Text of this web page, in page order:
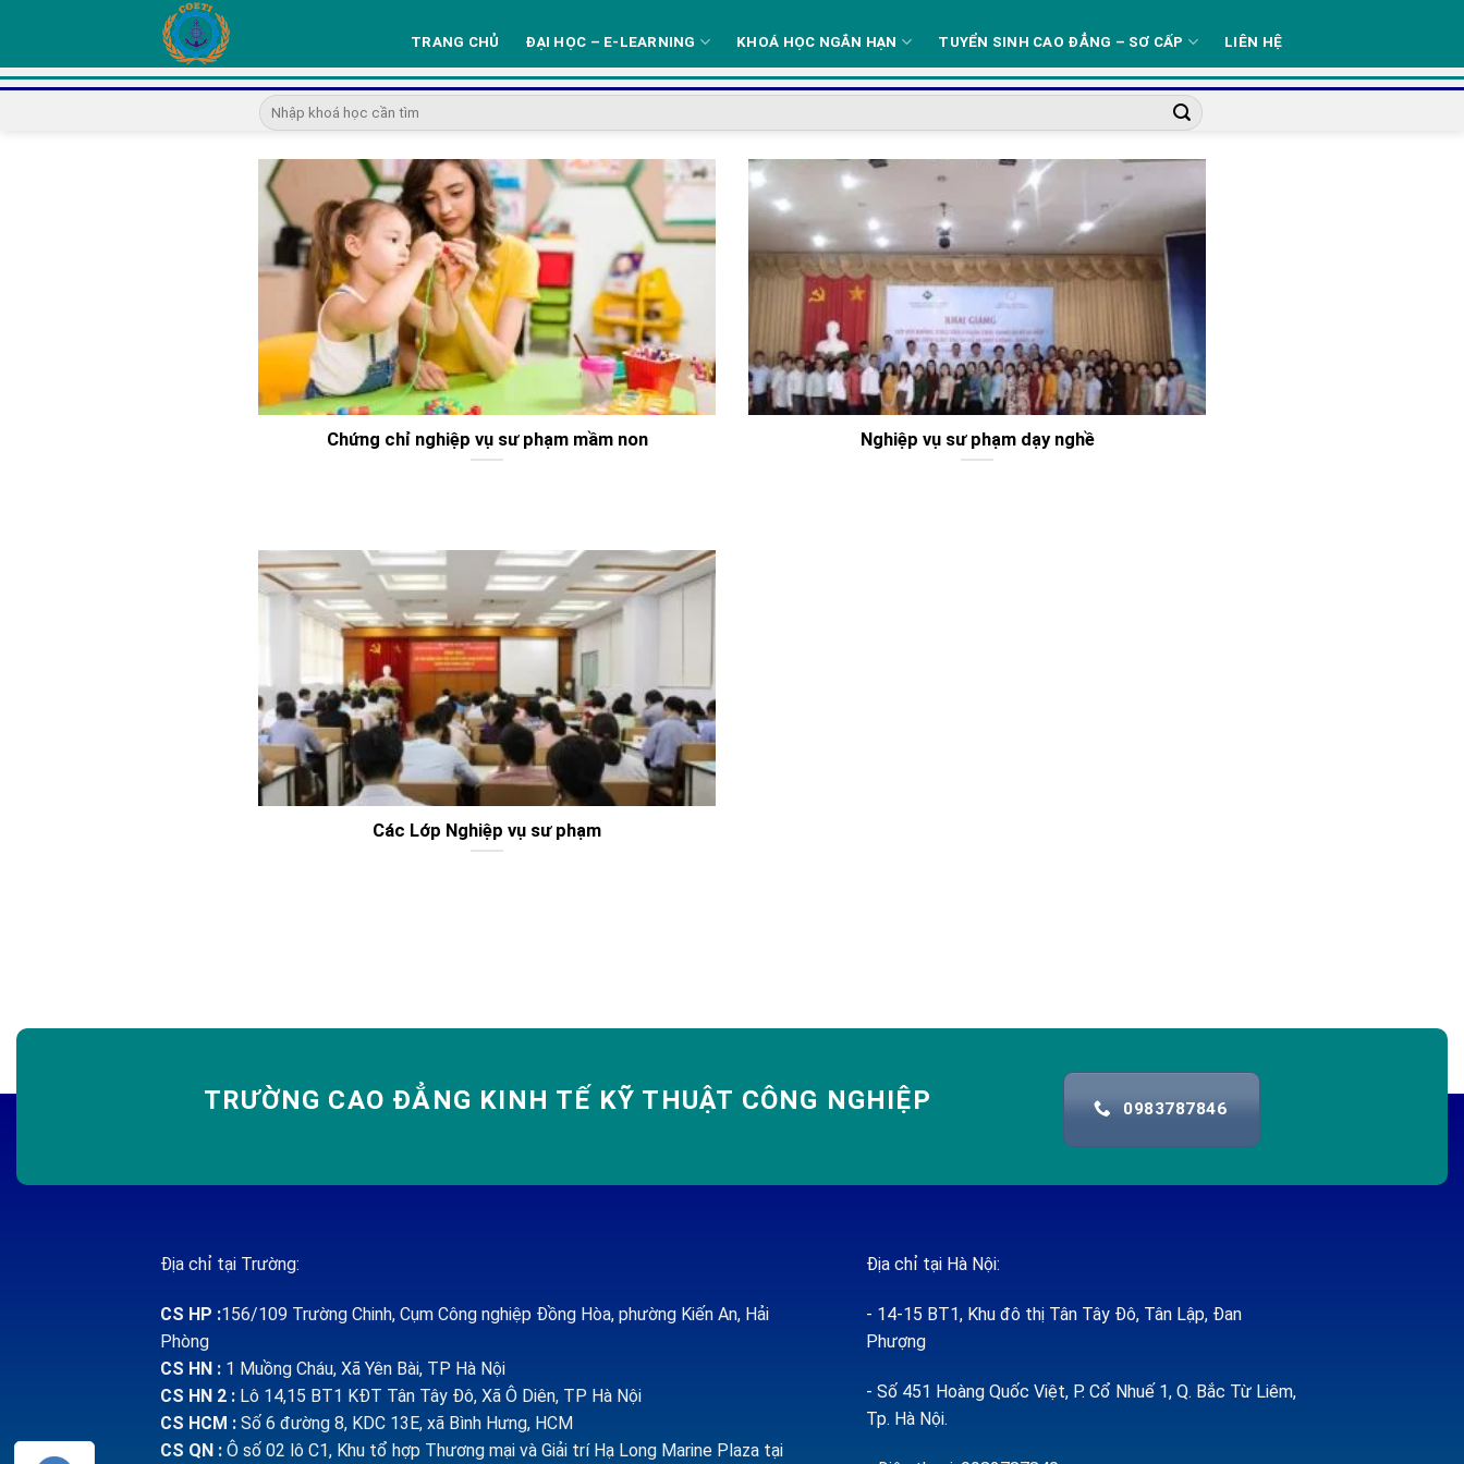
content
TRANG CHỦ ĐẠI HỌC – E-LEARNING KHOÁ HỌC NGẮN HẠN TUYỂN SINH CAO ĐẲNG – SƠ CẤP LIÊN HỆ
Chứng chỉ nghiệp vụ sư phạm mầm non Nghiệp vụ sư phạm dạy nghề
Các Lớp Nghiệp vụ sư phạm
TRƯỜNG CAO ĐẲNG KINH TẾ KỸ THUẬT CÔNG NGHIỆP 0983787846
Địa chỉ tại Trường:
CS HP :156/109 Trường Chinh, Cụm Công nghiệp Đồng Hòa, phường Kiến An, Hải
Phòng
CS HN : 1 Muồng Cháu, Xã Yên Bài, TP Hà Nội
CS HN 2 : Lô 14,15 BT1 KĐT Tân Tây Đô, Xã Ô Diên, TP Hà Nội
CS HCM : Số 6 đường 8, KDC 13E, xã Bình Hưng, HCM
CS QN : Ô số 02 lô C1, Khu tổ hợp Thương mại và Giải trí Hạ Long Marine Plaza tại
Địa chỉ tại Hà Nội:
- 14-15 BT1, Khu đô thị Tân Tây Đô, Tân Lập, Đan
Phượng
- Số 451 Hoàng Quốc Việt, P. Cổ Nhuế 1, Q. Bắc Từ Liêm,
Tp. Hà Nội.